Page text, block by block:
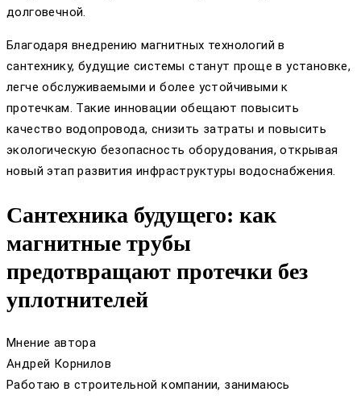
долговечной.
Благодаря внедрению магнитных технологий в
сантехнику, будущие системы станут проще в установке,
легче обслуживаемыми и более устойчивыми к
протечкам. Такие инновации обещают повысить
качество водопровода, снизить затраты и повысить
экологическую безопасность оборудования, открывая
новый этап развития инфраструктуры водоснабжения.
Сантехника будущего: как
магнитные трубы
предотвращают протечки без
уплотнителей
Мнение автора
Андрей Корнилов
Работаю в строительной компании, занимаюсь